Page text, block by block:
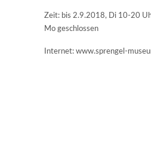
Zeit: bis 2.9.2018, Di 10-20
Mo geschlossen
Internet: www.sprengel-